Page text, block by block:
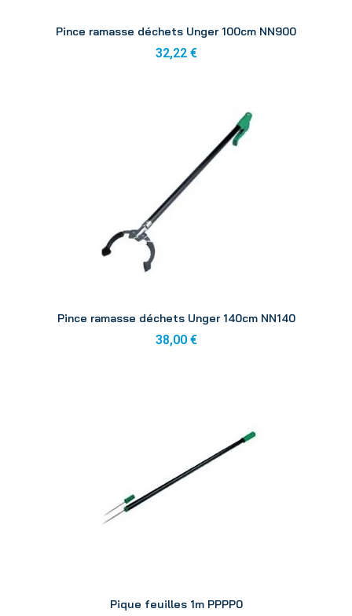
Pince ramasse déchets Unger 100cm NN900
32,22 €
Pince ramasse déchets Unger 140cm NN140
38,00 €
Pique feuilles 1m PPPP0